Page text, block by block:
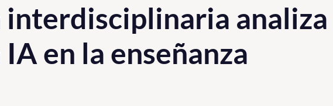
interdisciplinaria analiza
en la enseñanza